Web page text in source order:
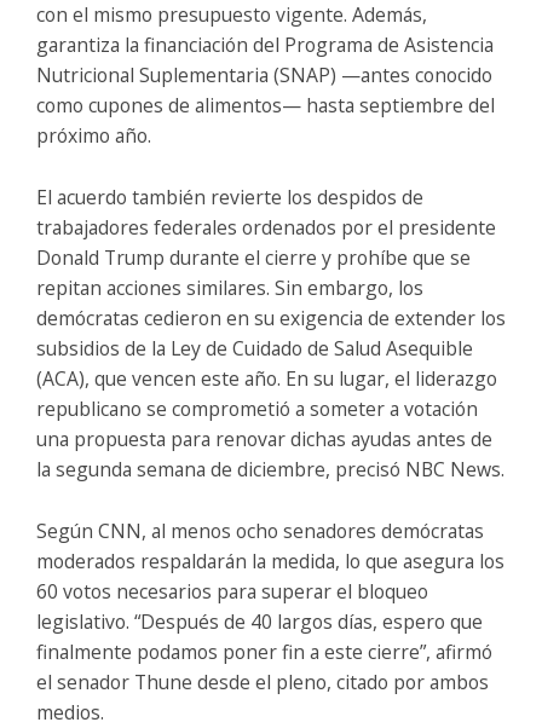
con el mismo presupuesto vigente. Además,
garantiza la financiación del Programa de Asistencia
Nutricional Suplementaria (SNAP) —antes conocido
como cupones de alimentos— hasta septiembre del
próximo año.
El acuerdo también revierte los despidos de
trabajadores federales ordenados por el presidente
Donald Trump durante el cierre y prohíbe que se
repitan acciones similares. Sin embargo, los
demócratas cedieron en su exigencia de extender los
subsidios de la Ley de Cuidado de Salud Asequible
(ACA), que vencen este año. En su lugar, el liderazgo
republicano se comprometió a someter a votación
una propuesta para renovar dichas ayudas antes de
la segunda semana de diciembre, precisó NBC News.
Según CNN, al menos ocho senadores demócratas
moderados respaldarán la medida, lo que asegura los
60 votos necesarios para superar el bloqueo
legislativo. “Después de 40 largos días, espero que
finalmente podamos poner fin a este cierre”, afirmó
el senador Thune desde el pleno, citado por ambos
medios.